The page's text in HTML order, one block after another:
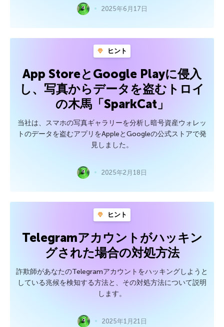
2025年6月17日
ヒント
App StoreとGoogle Playに侵入
し、写真からデータを盗むトロイ
の木馬「SparkCat」
当社は、スマホの写真ギャラリーを分析し暗号資産ウォレッ
トのデータを盗むアプリをAppleとGoogleの公式ストアで発
見しました。
2025年2月18日
ヒント
Telegramアカウントがハッキン
グされた場合の対処方法
詐欺師があなたのTelegramアカウントをハッキングしようと
している兆候を検知する方法と、その対処方法について説明
します。
2025年1月21日